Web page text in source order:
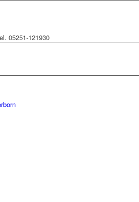
05251-121930